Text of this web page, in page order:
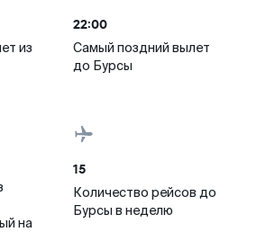
из
22:00
Самый поздний вылет
до Бурсы
на
15
Количество рейсов до
Бурсы в неделю